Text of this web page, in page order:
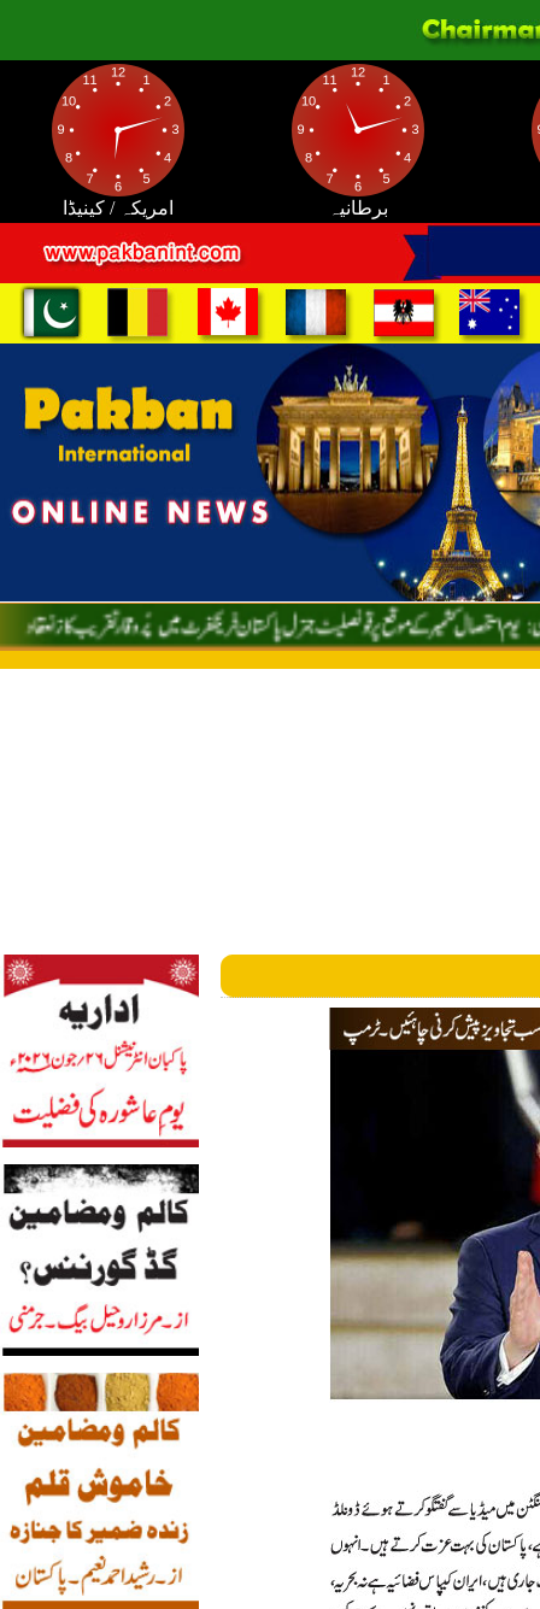
امریکہ / کینیڈا برطانیہ